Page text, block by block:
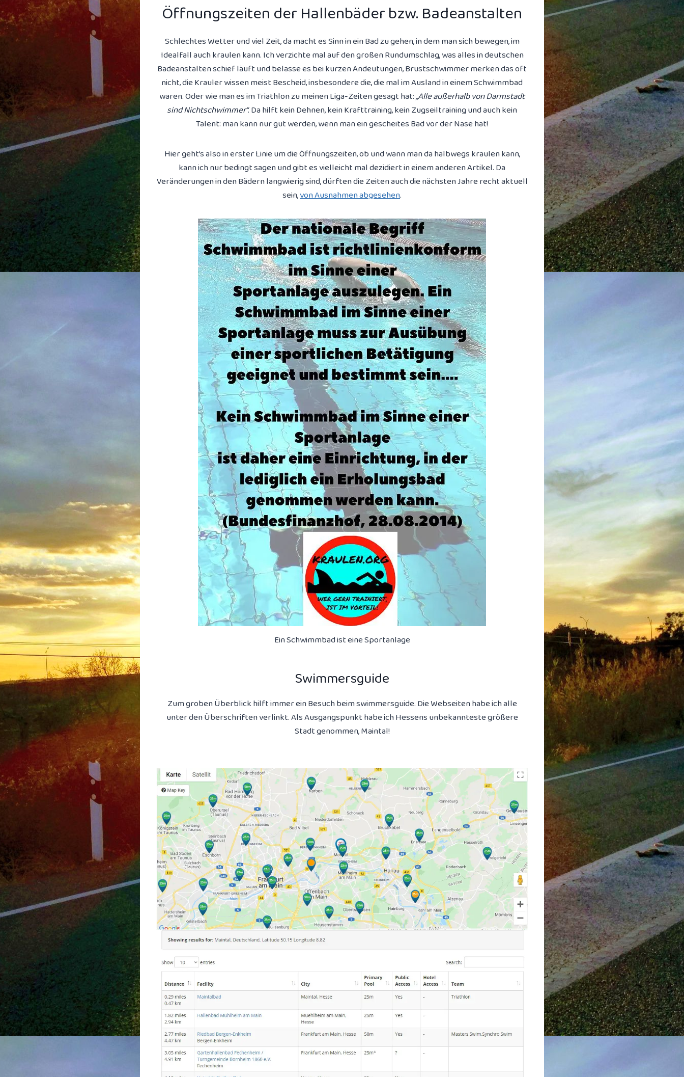
Öffnungszeiten der Hallenbäder bzw. Badeanstalten
Schlechtes Wetter und viel Zeit, da macht es Sinn in ein Bad zu gehen, in dem man sich bewegen, im
Idealfall auch kraulen kann.Ich verzichte mal auf den großen Rundumschlag, was alles in deutschen
Badeanstalten schief läuft und belasse es bei kurzen Andeutungen, Brustschwimmer merken das oft
nicht, die Krauler wissen meist Bescheid, insbesondere die, die mal im Ausland in einem Schwimmbad
waren. Oder wie man es im Triathlon zu meinen Liga-Zeiten gesagt hat:„Alle außerhalb von Darmstadt
sind Nichtschwimmer“. Da hilft kein Dehnen, kein Krafttraining, kein Zugseiltraining und auch kein
Talent: man kann nur gut werden, wenn man ein gescheites Bad vor der Nase hat!
Hier geht’s also in erster Linie um die Öffnungszeiten, ob und wann man da halbwegs kraulen kann,
kann ich nur bedingt sagen und gibt es vielleicht mal dezidiert in einem anderen Artikel. Da
Veränderungen in den Bädern langwierig sind, dürften die Zeiten auch die nächsten Jahre recht aktuell
sein,von Ausnahmen abgesehen.
Ein Schwimmbad ist eine Sportanlage
Swimmersguide
Zum groben Überblick hilft immer ein Besuch beim swimmersguide. Die Webseiten habe ich alle
unter den Überschriften verlinkt. Als Ausgangspunkt habe ich Hessens unbekannteste größere
Stadt genommen, Maintal!